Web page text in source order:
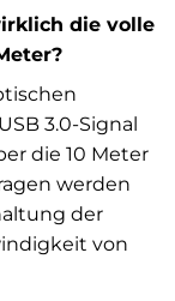
die volle
3.0-Signal
die 10 Meter
werden
der
von